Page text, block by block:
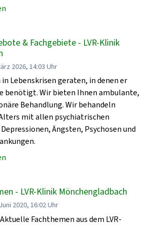
& Fachgebiete - LVR-Klinik
2026, 14:03 Uhr
in Lebenskrisen geraten, in denen er
benötigt. Wir bieten Ihnen ambulante,
Behandlung. Wir behandeln
mit allen psychiatrischen
Ängsten, Psychosen und
- LVR-Klinik Mönchengladbach
2020, 16:02 Uhr
Fachthemen aus dem LVR-